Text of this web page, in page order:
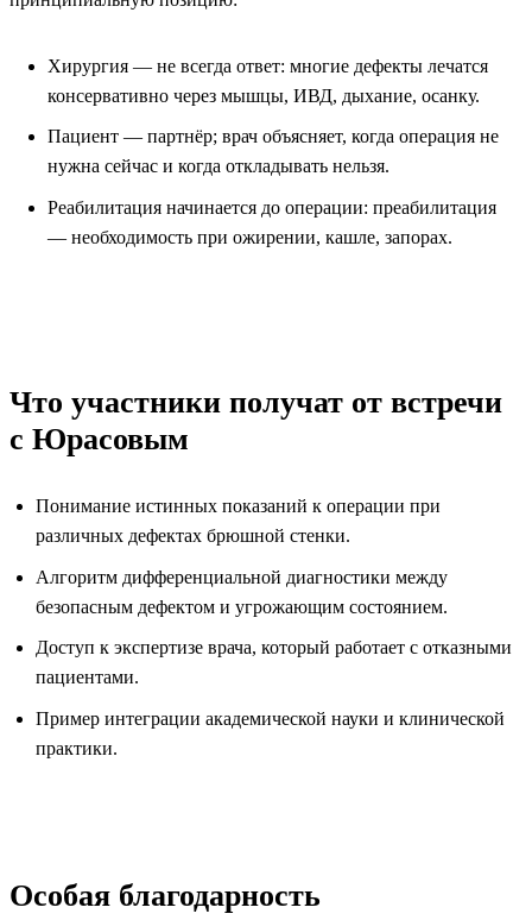
Хирургия — не всегда ответ: многие дефекты лечатся
консервативно через мышцы, ИВД, дыхание, осанку.
Пациент — партнёр; врач объясняет, когда операция не
нужна сейчас и когда откладывать нельзя.
Реабилитация начинается до операции: преабилитация
— необходимость при ожирении, кашле, запорах.
Что участники получат от встречи
с Юрасовым
Понимание истинных показаний к операции при
различных дефектах брюшной стенки.
Алгоритм дифференциальной диагностики между
безопасным дефектом и угрожающим состоянием.
Доступ к экспертизе врача, который работает с отказными
пациентами.
Пример интеграции академической науки и клинической
практики.
Особая благодарность